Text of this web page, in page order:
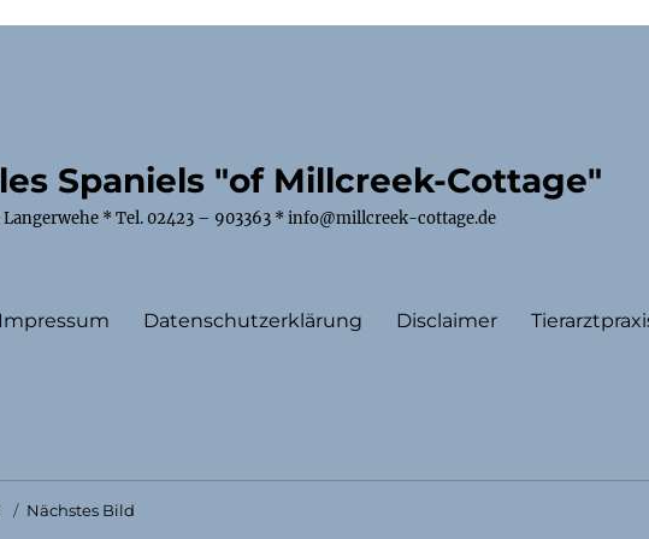
Spaniels "of Millcreek-Cottage"
* Tel. 02423 – 903363 * info@millcreek-cottage.de
Impressum Datenschutzerklärung Disclaimer
Nächstes Bild